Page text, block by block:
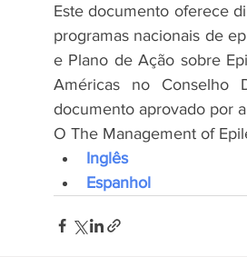
Este documento oferece
programas nacionais de
e Plano de Ação sobre
Américas no Conselho
documento aprovado por
O The Management of
Inglês
Espanhol